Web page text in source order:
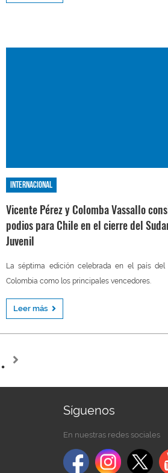
Internacional
Vicente Pérez y Colomba Vassallo
podios para Chile en el cierre del
Juvenil
La séptima edición celebrada en el país del
Colombia como los principales vencedores.
Leer más
Síguenos
En nuestras redes sociales